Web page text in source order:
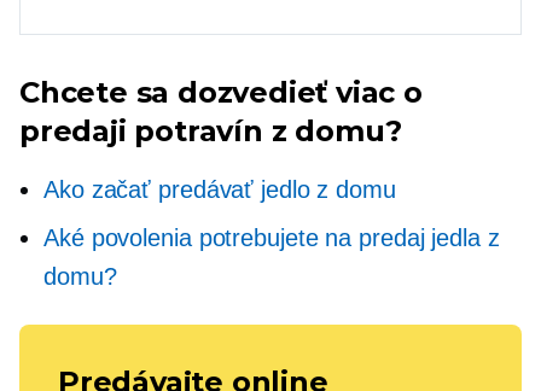
Chcete sa dozvedieť viac o
predaji potravín z domu?
Ako začať predávať jedlo z domu
Aké povolenia potrebujete na predaj jedla z
domu?
Predávajte online